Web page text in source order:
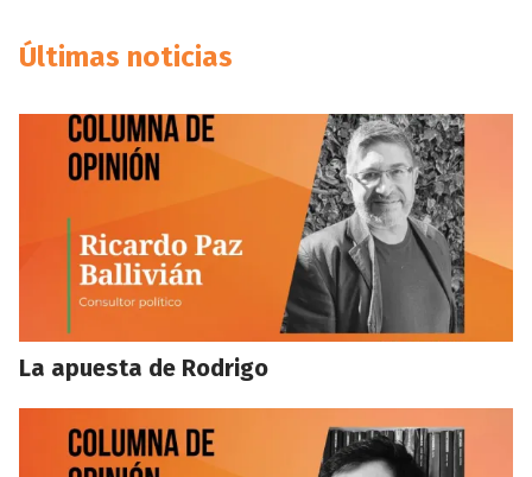
Últimas noticias
La apuesta de Rodrigo